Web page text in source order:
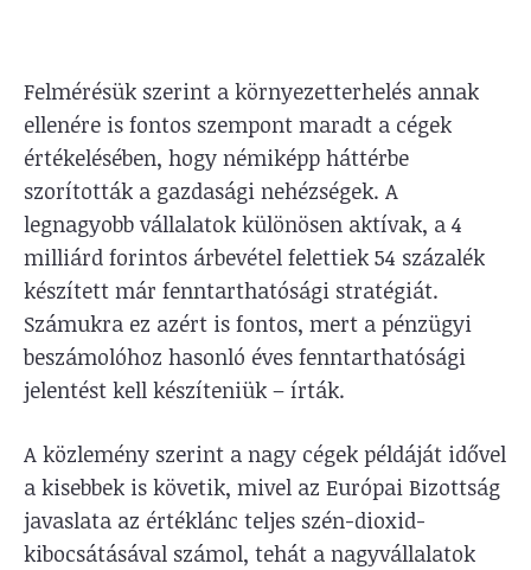
Felmérésük szerint a környezetterhelés annak
ellenére is fontos szempont maradt a cégek
értékelésében, hogy némiképp háttérbe
szorították a gazdasági nehézségek. A
legnagyobb vállalatok különösen aktívak, a 4
milliárd forintos árbevétel felettiek 54 százalék
készített már fenntarthatósági stratégiát.
Számukra ez azért is fontos, mert a pénzügyi
beszámolóhoz hasonló éves fenntarthatósági
jelentést kell készíteniük – írták.
A közlemény szerint a nagy cégek példáját idővel
a kisebbek is követik, mivel az Európai Bizottság
javaslata az értéklánc teljes szén-dioxid-
kibocsátásával számol, tehát a nagyvállalatok